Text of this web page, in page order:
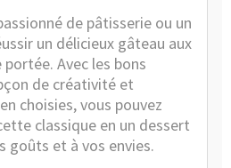
de pâtisserie ou un
un délicieux gâteau aux
Avec les bons
de créativité et
choisies, vous pouvez
classique en un dessert
goûts et à vos envies.